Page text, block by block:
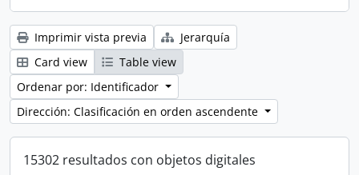
Imprimir vista previa
Jerarquía
Card view
Table view
Ordenar por: Identificador
Dirección: Clasificación en orden ascendente
15302 resultados con objetos digitales